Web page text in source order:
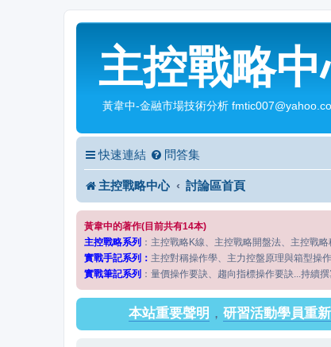
主控戰略中
黃韋中-金融市場技術分析
快速連結 問答集
主控戰略中心 討論區首頁
黃韋中的著作(目前共有14本)
主控戰略系列 ：主控戰略K線、主控戰略開盤法、主控戰
實戰手記系列： 主控對稱操作學、主力控盤原理與箱型操
實戰筆記系列 ：量價操作要訣、趨向指標操作要訣...持續
本站重要聲明 ， 研習活動學員重